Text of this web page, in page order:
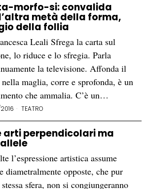
morfo-si: convalida
metà della forma,
della follia
Leali Sfrega la carta sul
lo riduce e lo sfregia. Parla
la televisione. Affonda il
maglia, corre e sprofonda, è un
che ammalia. C’è un…
TEATRO
arti perpendicolari ma
l’espressione artistica assume
diametralmente opposte, che pur
sfera, non si congiungeranno